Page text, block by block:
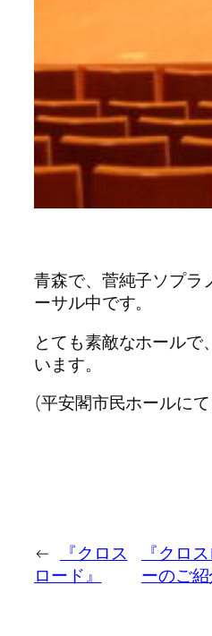
青森で、菅純子ソプラ
ーサル中です。
とても素敵なホールで
います。
(平安閣市民ホールにて
←
『クロス
ロード』
『クロ
ーのご紹